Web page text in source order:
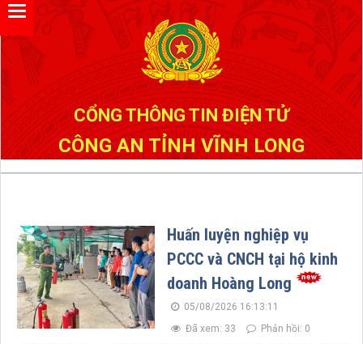
CỔNG THÔNG TIN ĐIỆN TỬ
CÔNG AN TỈNH VĨNH LONG
Huấn luyện nghiệp vụ
PCCC và CNCH tại hộ kinh
doanh Hoàng Long
05/08/2026 16:13:11
Đã xem: 33
Phản hồi: 0